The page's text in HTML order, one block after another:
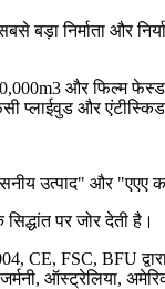
बड़ा निर्माता और
और फिल्म
और एंटीस्किड
उत्पाद" और "एएए
पर जोर देती है।
CE, FSC, BFU
ऑस्ट्रेलिया,